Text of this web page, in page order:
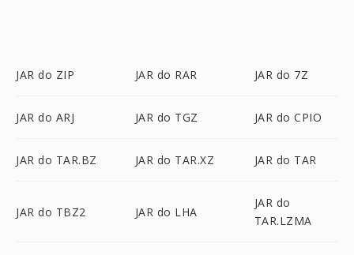
JAR do ZIP JAR do RAR JAR do 7Z
JAR do ARJ JAR do TGZ JAR do CPIO
JAR do TAR.BZ JAR do TAR.XZ JAR do TAR
JAR do TBZ2 JAR do LHA
JAR do
TAR.LZMA